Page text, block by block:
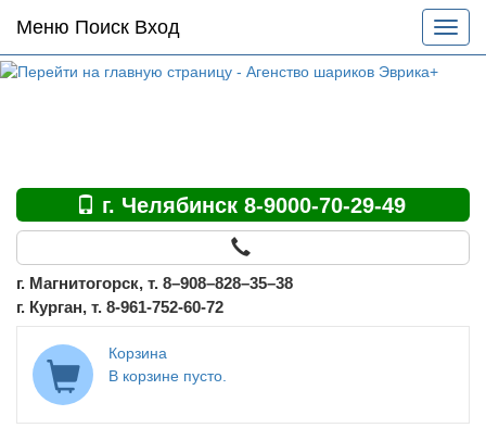
Основное
меню
по
Меню Поиск Вход
меню
г. Челябинск 8-9000-70-29-49
г. Магнитогорск, т. 8–908–828–35–38
г. Курган, т. 8-961-752-60-72
Корзина
В корзине пусто.